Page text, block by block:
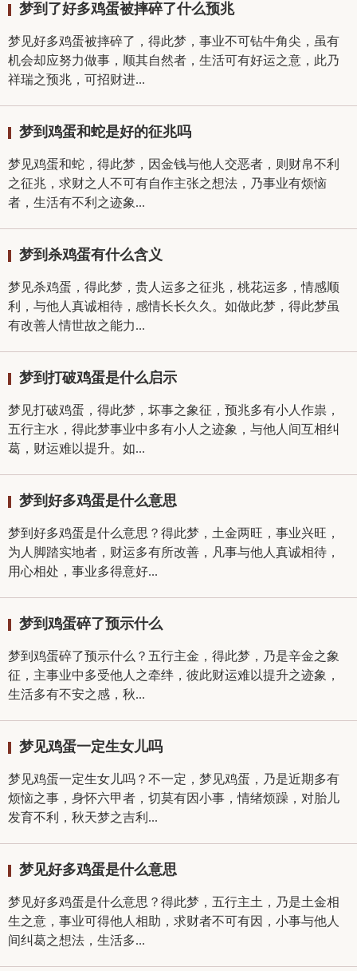
梦到了好多鸡蛋被摔碎了什么预兆
梦见好多鸡蛋被摔碎了，得此梦，事业不可钻牛角尖，虽有
机会却应努力做事，顺其自然者，生活可有好运之意，此乃
祥瑞之预兆，可招财进...
梦到鸡蛋和蛇是好的征兆吗
梦见鸡蛋和蛇，得此梦，因金钱与他人交恶者，则财帛不利
之征兆，求财之人不可有自作主张之想法，乃事业有烦恼
者，生活有不利之迹象...
梦到杀鸡蛋有什么含义
梦见杀鸡蛋，得此梦，贵人运多之征兆，桃花运多，情感顺
利，与他人真诚相待，感情长长久久。如做此梦，得此梦虽
有改善人情世故之能力...
梦到打破鸡蛋是什么启示
梦见打破鸡蛋，得此梦，坏事之象征，预兆多有小人作祟，
五行主水，得此梦事业中多有小人之迹象，与他人间互相纠
葛，财运难以提升。如...
梦到好多鸡蛋是什么意思
梦到好多鸡蛋是什么意思？得此梦，土金两旺，事业兴旺，
为人脚踏实地者，财运多有所改善，凡事与他人真诚相待，
用心相处，事业多得意好...
梦到鸡蛋碎了预示什么
梦到鸡蛋碎了预示什么？五行主金，得此梦，乃是辛金之象
征，主事业中多受他人之牵绊，彼此财运难以提升之迹象，
生活多有不安之感，秋...
梦见鸡蛋一定生女儿吗
梦见鸡蛋一定生女儿吗？不一定，梦见鸡蛋，乃是近期多有
烦恼之事，身怀六甲者，切莫有因小事，情绪烦躁，对胎儿
发育不利，秋天梦之吉利...
梦见好多鸡蛋是什么意思
梦见好多鸡蛋是什么意思？得此梦，五行主土，乃是土金相
生之意，事业可得他人相助，求财者不可有因，小事与他人
间纠葛之想法，生活多...